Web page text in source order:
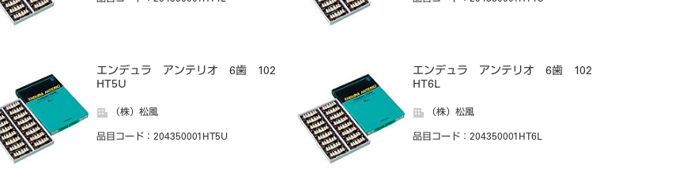
エンデュラ アンテリオ 6歯 102
HT5U
（株）松風
品目コード ：204350001HT5U
エンデュラ アンテリオ 6歯 102
HT6L
（株）松風
品目コード ：204350001HT6L